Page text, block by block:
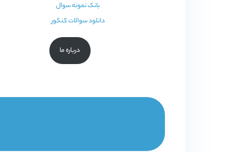
بانک نمونه سوال
دانلود سوالات کنکور
درباره ما